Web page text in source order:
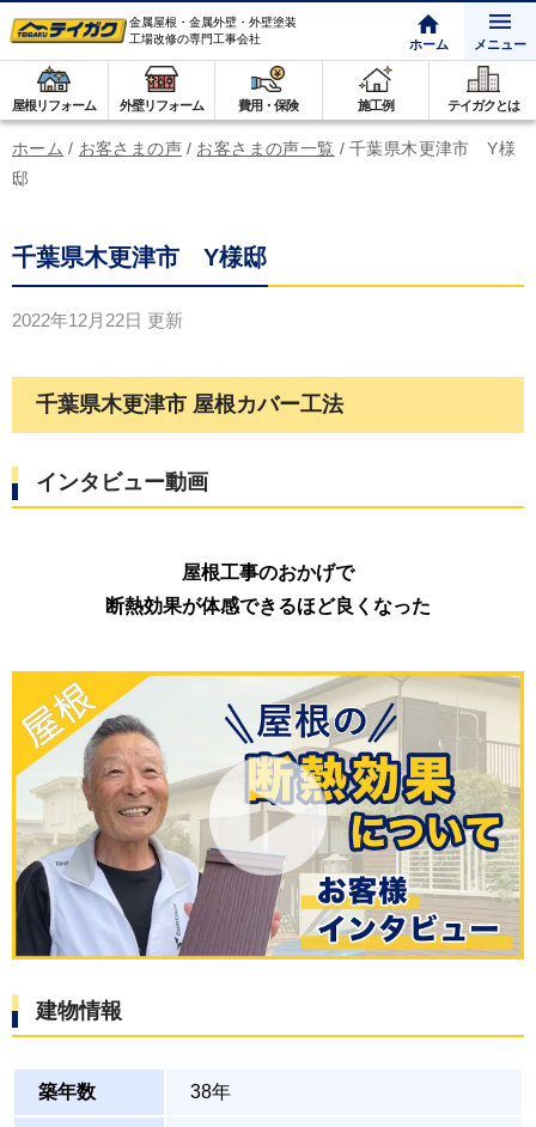
金属屋根・金属外壁・外壁塗装
工場改修の専門工事会社
ホーム メニュー
屋根リフォーム 外壁リフォーム 費用・保険 施工例 テイガクとは
ホーム / お客さまの声 / お客さまの声一覧 / 千葉県木更津市 Y様
邸
千葉県木更津市 Y様邸
2022年12月22日 更新
千葉県木更津市 屋根カバー工法
インタビュー動画
屋根工事のおかげで
断熱効果が体感できるほど良くなった
建物情報
築年数 38年